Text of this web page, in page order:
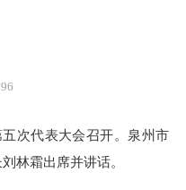
次代表大会召开。泉州市
林霜出席并讲话。